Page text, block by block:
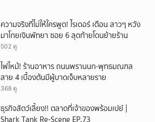
ความจริงที่ไม่ให้ใครพูด! ไรเดอร์ เตือน สาวๆ หวัง
มาโกยเงินพัทยา ซอย 6 สุดท้ายโดนย้ายร้าน
502 ดู
ไฟไหม้! ร้านอาหาร ถนนพรานนก-พุทธมณฑล
สาย 4 เบื้องต้นมีผู้บาดเจ็บหลายราย
368 ดู
ธุรกิจสัตว์เลี้ยง!! ตลาดที่เจ้าของพร้อมเปย์ |
Shark Tank Re-Scene EP.73